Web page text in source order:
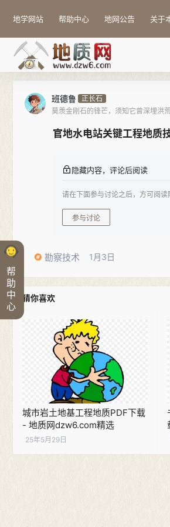
帮
助
中
心
地学网站 帮助中心 地网公告 关于
班德鲁
正长石
莫羡金刚石的锋芒，须知它曾深埋洪
官地水电站关键工程地质
隐藏内容，评论后阅读
请在下面参与讨论之后，方可阅读
参与讨论
勘察技术 1月3日
猜你喜欢
城市岩土地基工程地质PDF下载
- 地质网dzw6.com精选
25年5月29日